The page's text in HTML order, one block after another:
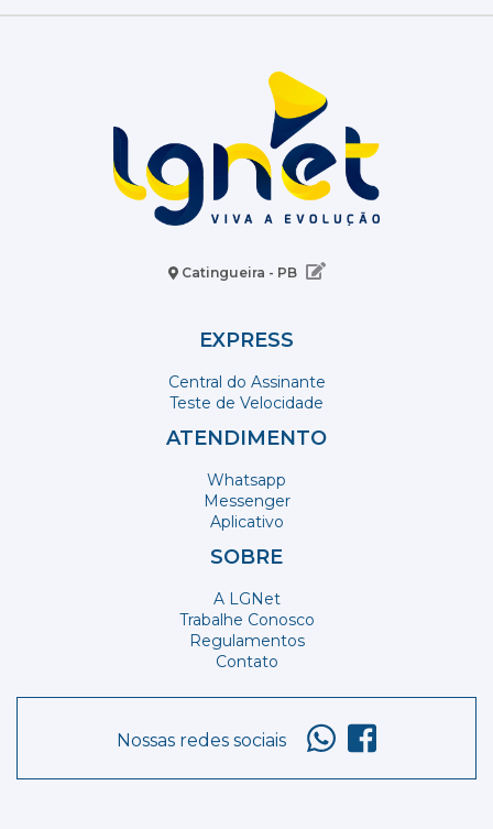
Catingueira - PB
EXPRESS
Central do Assinante
Teste de Velocidade
ATENDIMENTO
Whatsapp
Messenger
Aplicativo
SOBRE
A LGNet
Trabalhe Conosco
Regulamentos
Contato
Nossas redes sociais